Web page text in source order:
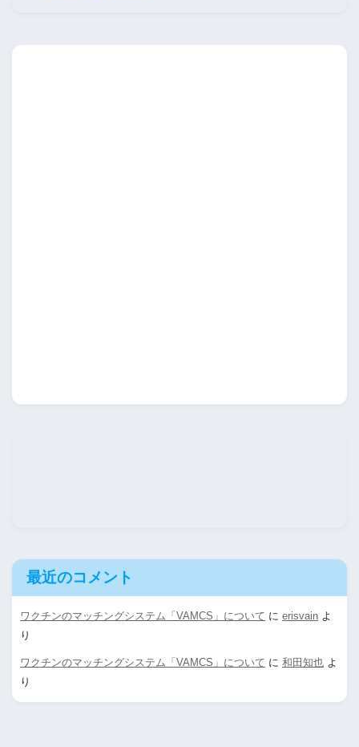
最近のコメント
ワクチンのマッチングシステム「VAMCS」について に erisvain よ
り
ワクチンのマッチングシステム「VAMCS」について に 和田知也 よ
り